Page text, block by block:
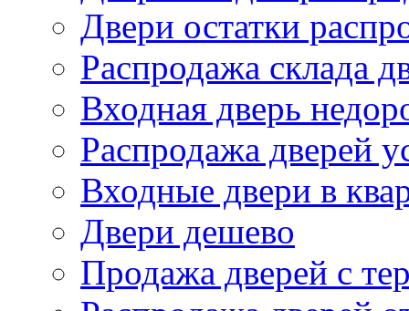
Двери остатки
Распродажа склада
Входная дверь
Распродажа дверей
Входные двери в
Двери дешево
Продажа дверей с